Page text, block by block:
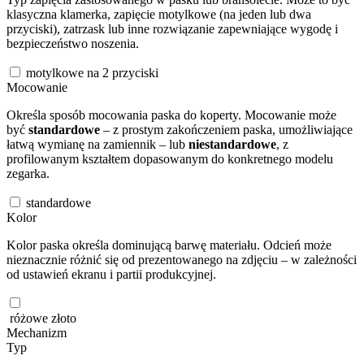
klasyczna klamerka, zapięcie motylkowe (na jeden lub dwa
przyciski), zatrzask lub inne rozwiązanie zapewniające wygodę i
bezpieczeństwo noszenia.
motylkowe na 2 przyciski
Mocowanie
Określa sposób mocowania paska do koperty. Mocowanie może
być standardowe – z prostym zakończeniem paska, umożliwiające
łatwą wymianę na zamiennik – lub niestandardowe, z
profilowanym kształtem dopasowanym do konkretnego modelu
zegarka.
standardowe
Kolor
Kolor paska określa dominującą barwę materiału. Odcień może
nieznacznie różnić się od prezentowanego na zdjęciu – w zależności
od ustawień ekranu i partii produkcyjnej.
różowe złoto
Mechanizm
Typ